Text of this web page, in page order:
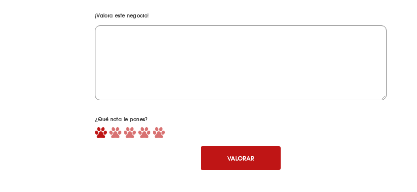
¡Valora este negocio!
¿Qué nota le pones?
VALORAR